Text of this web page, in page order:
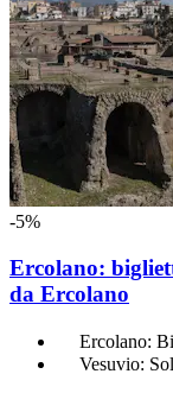
-5%
Ercolano:
da Ercolano
Ercolano:
Vesuvio: